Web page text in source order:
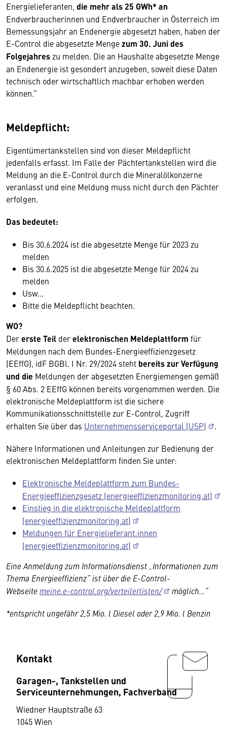
Energielieferanten, die mehr als 25 GWh* an
Endverbraucherinnen und Endverbraucher in Österreich im
Bemessungsjahr an Endenergie abgesetzt haben, haben der
E-Control die abgesetzte Mengezum 30. Juni des
Folgejahres zu melden. Die an Haushalte abgesetzte Menge
an Endenergie ist gesondert anzugeben, soweit diese Daten
technisch oder wirtschaftlich machbar erhoben werden
können.“
Meldepflicht:
Eigentümertankstellen sind von dieser Meldepflicht
jedenfalls erfasst. Im Falle der Pächtertankstellen wird die
Meldung an die E-Control durch die Mineralölkonzerne
veranlasst und eine Meldung muss nicht durch den Pächter
erfolgen.
Das bedeutet:
Bis 30.6.2024 ist die abgesetzte Menge für 2023 zu
melden
Bis 30.6.2025 ist die abgesetzte Menge für 2024 zu
melden
Usw…
Bitte die Meldepflicht beachten.
WO?
Dererste Teil derelektronischen Meldeplattform für
Meldungen nach dem Bundes-Energieeffizienzgesetz
(EEffG), idF BGBl. I Nr. 29/2024 steht bereits zur Verfügung
und die Meldungen der abgesetzten Energiemengen gemäß
§ 60 Abs. 2 EEffG können bereits vorgenommen werden. Die
elektronische Meldeplattform ist die sichere
Kommunikationsschnittstelle zur E-Control, Zugriff
erhalten Sie über das Unternehmensserviceportal (USP)
.
Nähere Informationen und Anleitungen zur Bedienung der
elektronischen Meldeplattform finden Sie unter:
Elektronische Meldeplattform zum Bundes-
Energieeffizienzgesetz (energieeffizienzmonitoring.at)
Einstieg in die elektronische Meldeplattform
(energieeffizienzmonitoring.at)
Meldungen für Energielieferant:innen
(energieeffizienzmonitoring.at)
Eine Anmeldung zum Informationsdienst „Informationen zum
Thema Energieeffizienz“ ist über die E-Control-
Webseitemeine.e-control.org/verteilerlisten/
möglich…“
*entspricht ungefähr 2,5 Mio. l Diesel oder 2,9 Mio. l Benzin
Kontakt
Garagen-, Tankstellen und
Serviceunternehmungen, Fachverband
Wiedner Hauptstraße 63
1045 Wien